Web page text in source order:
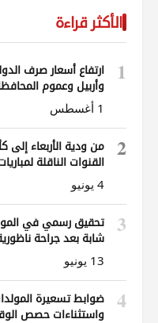
الأكثر قراءة
1
ارتفاع أسعار صرف
وأربيل وعموم
1 أغسطس
2
القنوات الناقلة
4 يونيو
3
تحقيق رسمي في
شابة بعد جراحة
13 يونيو
4
ضوابط تسعيرة
واستثناءات حصص